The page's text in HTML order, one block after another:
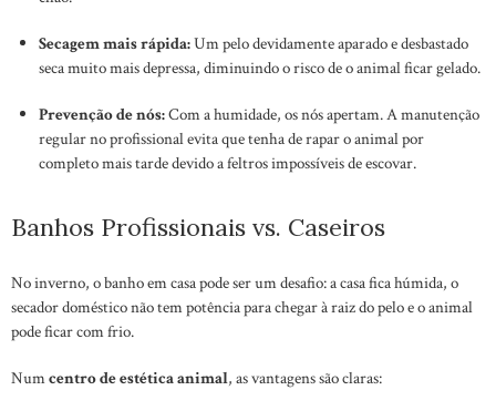
Secagem mais rápida:Um pelo devidamente aparado e desbastado
seca muito mais depressa, diminuindo o risco de o animal ficar gelado.
Prevenção de nós:Com a humidade, os nós apertam. A manutenção
regular no profissional evita que tenha de rapar o animal por
completo mais tarde devido a feltros impossíveis de escovar.
Banhos Profissionais vs. Caseiros
No inverno, o banho em casa pode ser um desafio: a casa fica húmida, o
secador doméstico não tem potência para chegar à raiz do pelo e o animal
pode ficar com frio.
Numcentro de estética animal, as vantagens são claras: